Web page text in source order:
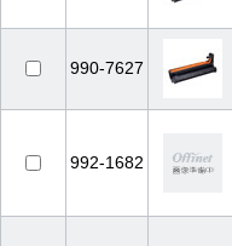
990-7627
992-1682